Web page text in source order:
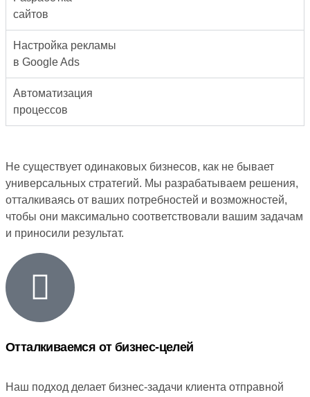
сайтов
Настройка рекламы
в Google Ads
Автоматизация
процессов
Не существует одинаковых бизнесов, как не бывает
универсальных стратегий. Мы разрабатываем решения,
отталкиваясь от ваших потребностей и возможностей,
чтобы они максимально соответствовали вашим задачам
и приносили результат.
Отталкиваемся от бизнес-целей
Наш подход делает бизнес-задачи клиента отправной